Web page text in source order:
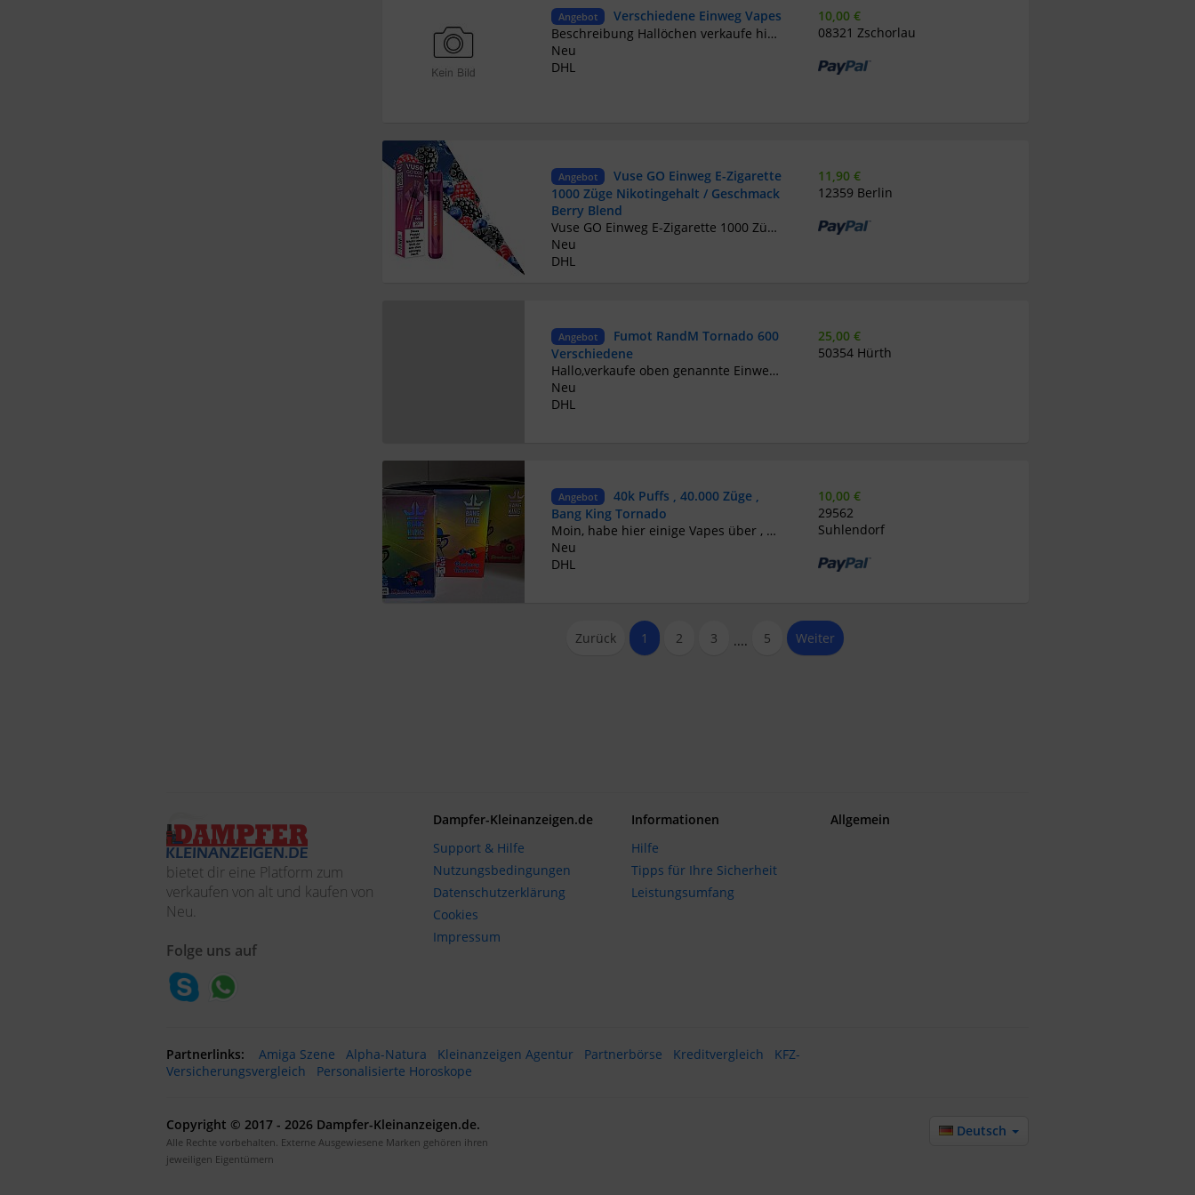
Angebot
Verschiedene Einweg Vapes
Beschreibung Hallöchen verkaufe hier verschiedene dispos mit verschiedenen puffs Von 4500-15.000 Meldet euch einfach über meine Facebook gruppe https://www.facebook.com/groups/25041570555460824/?ref=share
Neu
DHL
10,00 €
08321 Zschorlau
Angebot
Vuse GO Einweg E-Zigarette
1000 Züge Nikotingehalt / Geschmack
Berry Blend
Vuse GO Einweg E-Zigarette 1000 Züge Nikotingehalt / Geschmack Berry Blend Verbesserte Technologie trifft auf längeren Genuss: Mit Vuse GO 1000 Berry Blend dampfst du jetzt bis zu 1000* Züge. Der Vape Stick bietet ein intensives Aroma von hellen, süßen Berries, perfekt ergänzt durch einen extra-frischen Twist. Genieße die perfekte Balance zwischen Süße und Frische mit jedem Zug. Für Vuse GO 1000 Berry Blend brauchst du kein extra Device oder Zubehör. Denn der Vape Stick hat einen eingebauten Lithium-Ionen-Akku. Wenn der Akku leer ist, entsorge die Einweg E-Zigarette im Elektromüll. *Basierend auf Labortests mit einem neu hergestellten Vuse GO 1000 Gerät bei einer Zugdauer von einer Sekunde. Kann je nach individuellem Nutzungsverhalten variieren Eigenschaften o Züge: Bis zu 1000* Züge o Nikotingehalt: 20mg/ml Nikotin o Fassungsvermögen: 2ml Liquid o Ceramic Heating Tech: Verbesserte Aroma-Entfaltung o Easy-View Liquid: Den Füllstand immer im Blick o Ergonomisches Mundstück: Besonders komfortables Dampfen o Device Lock: Einfach verschließen und sicher aufbewahren Achtung: Dieses Angebot richtet sich ausschließlich an Volljährige. Das Jugendschutzgesetz verbietet das Angebot und die Abgabe dieses Artikels an Kinder und Jugendliche. Ein Kaufvertrag kommt nur nach erfolgreicher Altersüberprüfung zustande. Zusätzlich führt der Postbote bei der Aushändigung des Pakets eine Überprüfung durch.
Neu
DHL
11,90 €
12359 Berlin
Angebot
Fumot RandM Tornado 600
Verschiedene
Hallo,verkaufe oben genannte Einweg Vapes mit Steuerbanderrole. Vapes sind teilweise abgelaufen aber noch einwandfrei. Verschiedene Geschmäcker vorhanden . 10 Stück frei mischbar 25 Euro plus Versand. Geschmäcker auf Nachfrage
Neu
DHL
25,00 €
50354 Hürth
Angebot
40k Puffs , 40.000 Züge ,
Bang King Tornado
Moin, habe hier einige Vapes über , die nicht mehr benötigt werden. Alle noch in ihrer Original Verpackung! Geschmack: - Mixed Berries / gemixte Beeren - Blueberry Rasberry / Blaubeere Himbeere - Strawberry Kiwi / Erdbeer Kiwi - Strawberry Ice / Erdbeer Eis Dein Geschmack nicht dabei? Sprich mich einfach an. 1Stk. 12€ 10Stk 10€ (pro Vape) Bei grösserer Stückzahl kann man nochmal klein bisschen was am Preis machen..
Neu
DHL
10,00 €
29562
Suhlendorf
Zurück 1 2 3 .... 5 Weiter
bietet dir eine Platform zum
verkaufen von alt und kaufen von
Neu.
Folge uns auf
Dampfer-Kleinanzeigen.de
Support & Hilfe
Nutzungsbedingungen
Datenschutzerklärung
Cookies
Impressum
Informationen
Hilfe
Tipps für Ihre Sicherheit
Leistungsumfang
Allgemein
Partnerlinks: Amiga Szene Alpha-Natura Kleinanzeigen Agentur Partnerbörse Kreditvergleich
KFZ-
Versicherungsvergleich
Personalisierte Horoskope
Copyright © 2017 - 2026 Dampfer-Kleinanzeigen.de.
Alle Rechte vorbehalten. Externe Ausgewiesene Marken gehören ihren
jeweiligen Eigentümern
Deutsch